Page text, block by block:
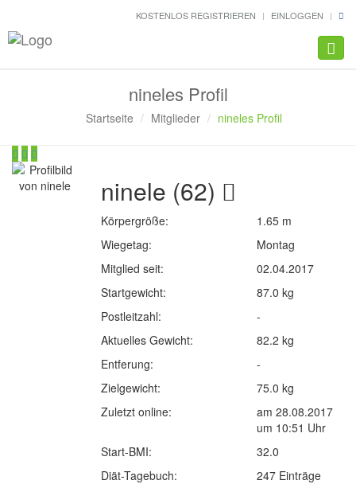
KOSTENLOS REGISTRIEREN EINLOGGEN
nineles Profil
Startseite Mitglieder nineles Profil
ninele (62)
Körpergröße:
1.65 m
Wiegetag:
Montag
Mitglied seit:
02.04.2017
Startgewicht:
87.0 kg
Postleitzahl:
-
Aktuelles Gewicht:
82.2 kg
Entferung:
-
Zielgewicht:
75.0 kg
Zuletzt online:
am 28.08.2017
um 10:51 Uhr
Start-BMI:
32.0
Diät-Tagebuch:
247 Einträge